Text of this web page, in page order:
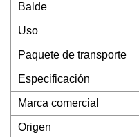
Balde
Uso
Paquete de transporte
Especificación
Marca comercial
Origen